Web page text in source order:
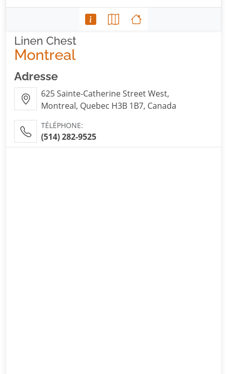
Linen Chest
Montreal
Adresse
625 Sainte-Catherine Street West,
Montreal, Quebec H3B 1B7, Canada
TÉLÉPHONE:
(514) 282-9525